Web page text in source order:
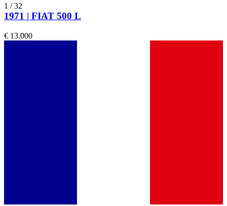
1 /32
1971 | FIAT 500 L
€ 13.000